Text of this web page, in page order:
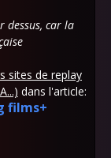
dessus, car la
sites de replay
dans l'article:
films+